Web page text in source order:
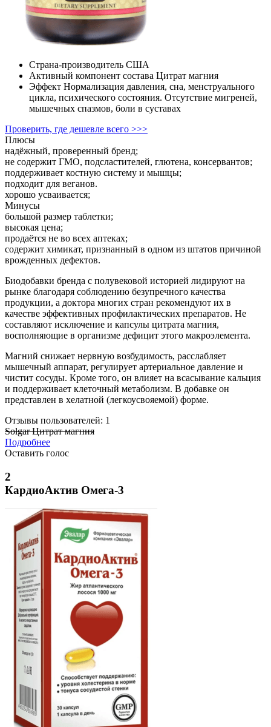
Страна-производитель США
Активный компонент состава Цитрат магния
Эффект Нормализация давления, сна, менструального
цикла, психического состояния. Отсутствие мигреней,
мышечных спазмов, боли в суставах
Проверить, где дешевле всего >>>
Плюсы
надёжный, проверенный бренд;
не содержит ГМО, подсластителей, глютена, консервантов;
поддерживает костную систему и мышцы;
подходит для веганов.
хорошо усваивается;
Минусы
большой размер таблетки;
высокая цена;
продаётся не во всех аптеках;
содержит химикат, признанный в одном из штатов причиной
врожденных дефектов.
Биодобавки бренда с полувековой историей лидируют на
рынке благодаря соблюдению безупречного качества
продукции, а доктора многих стран рекомендуют их в
качестве эффективных профилактических препаратов. Не
составляют исключение и капсулы цитрата магния,
восполняющие в организме дефицит этого макроэлемента.
Магний снижает нервную возбудимость, расслабляет
мышечный аппарат, регулирует артериальное давление и
чистит сосуды. Кроме того, он влияет на всасывание кальция
и поддерживает клеточный метаболизм. В добавке он
представлен в хелатной (легкоусвояемой) форме.
Отзывы пользователей: 1
Solgar Цитрат магния
Подробнее
Оставить голос
2
КардиоАктив Омега-3